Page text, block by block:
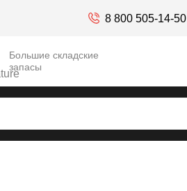
8 800 505-14-50
Большие складские
запасы